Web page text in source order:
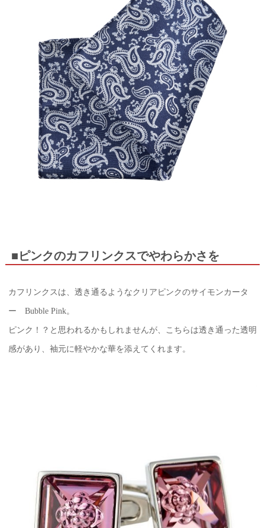
■ピンクのカフリンクスでやわらかさを
カフリンクスは、透き通るようなクリアピンクのサイモンカータ
ー Bubble Pink。
ピンク！？と思われるかもしれませんが、こちらは透き通った透明
感があり、袖元に軽やかな華を添えてくれます。